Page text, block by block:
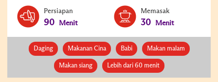
Persiapan
90 Menit
Memasak
30 Menit
Daging Makanan Cina Babi Makan malam
Makan siang Lebih dari 60 menit